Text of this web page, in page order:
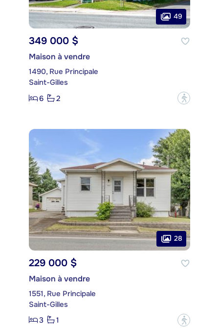
49
349 000 $
Maison à vendre
1490, Rue Principale
Saint-Gilles
6
2 ?
28
229 000 $
Maison à vendre
1551, Rue Principale
Saint-Gilles
3
1 ?